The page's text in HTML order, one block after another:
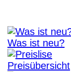
Was ist neu?
Preisübersicht